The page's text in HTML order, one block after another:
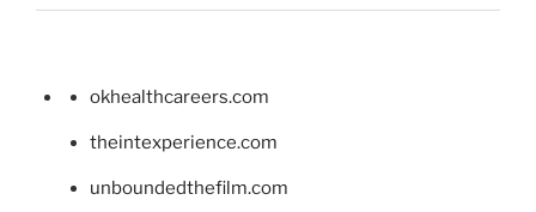
okhealthcareers.com
theintexperience.com
unboundedthefilm.com